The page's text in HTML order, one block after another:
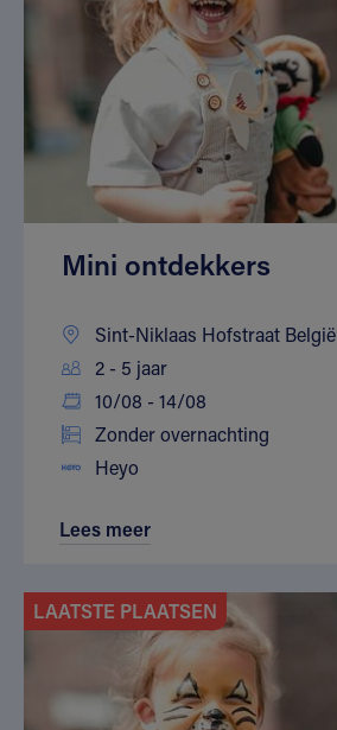
Mini ontdekkers
Sint-Niklaas Hofstraat België
2 - 5 jaar
10/08 - 14/08
Zonder overnachting
Heyo
Lees meer
LAATSTE PLAATSEN